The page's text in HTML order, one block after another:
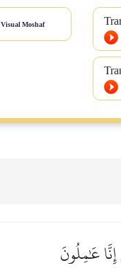
Visual Moshaf
عَٰمِلُونَ